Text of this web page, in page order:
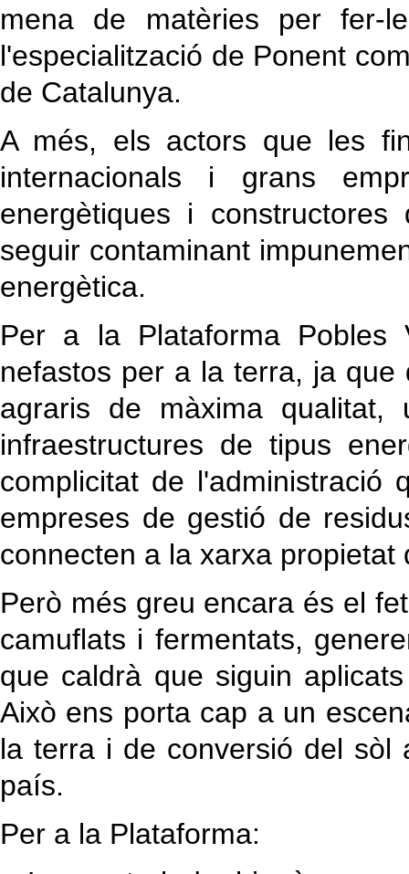
mena de matèries per fer-
l'especialització de Ponent
de Catalunya.
A més, els actors que les
internacionals i grans
energètiques i
seguir contaminant
energètica.
Per a la Plataforma Pobles
nefastos per a la terra, ja
agraris de màxima
infraestructures de tipus
complicitat de l'administració
empreses de gestió de
connecten a la xarxa propietat
Però més greu encara és el
camuflats i fermentats,
que caldrà que siguin
Això ens porta cap a un
la terra i de conversió del sòl
país.
Per a la Plataforma: